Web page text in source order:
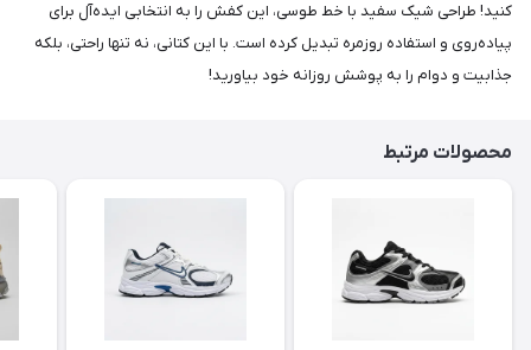
کنید! طراحی شیک سفید با خط طوسی، این کفش را به انتخابی ایده‌آل برای
پیاده‌روی و استفاده روزمره تبدیل کرده است. با این کتانی، نه تنها راحتی، بلکه
جذابیت و دوام را به پوشش روزانه خود بیاورید!
محصولات مرتبط